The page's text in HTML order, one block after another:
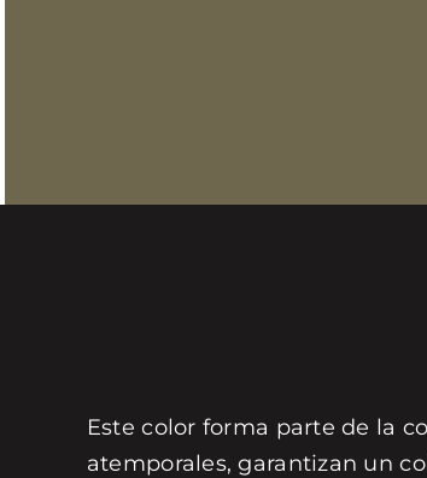
Este color forma parte de la
atemporales, garantizan un